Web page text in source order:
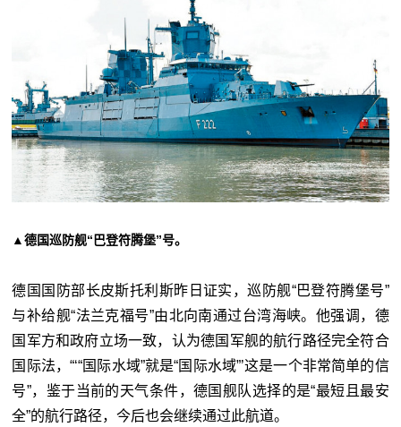
▲德国巡防舰“巴登符腾堡”号。
德国国防部长皮斯托利斯昨日证实，巡防舰“巴登符腾堡号”
与补给舰“法兰克福号”由北向南通过台湾海峡。他强调，德
国军方和政府立场一致，认为德国军舰的航行路径完全符合
国际法，“‘“国际水域”就是“国际水域”’这是一个非常简单的信
号”，鉴于当前的天气条件，德国舰队选择的是“最短且最安
全”的航行路径，今后也会继续通过此航道。